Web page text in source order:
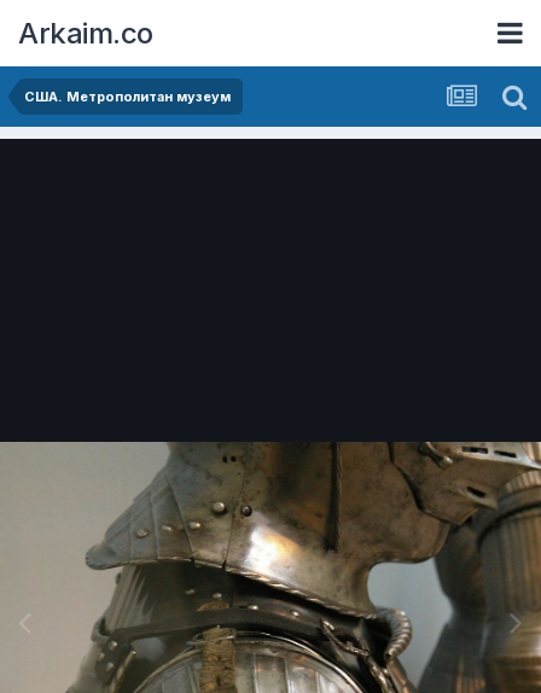
Arkaim.co
США. Метрополитан музеум